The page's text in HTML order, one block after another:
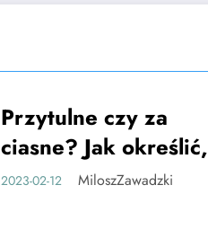
CIEKAWE
Przytulne czy za
ciasne? Jak określić,
czy Twoje buty
2023-02-12 MiloszZawadzki